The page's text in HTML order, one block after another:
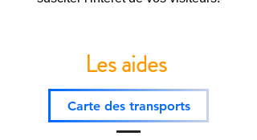
Les aides
Carte des transports